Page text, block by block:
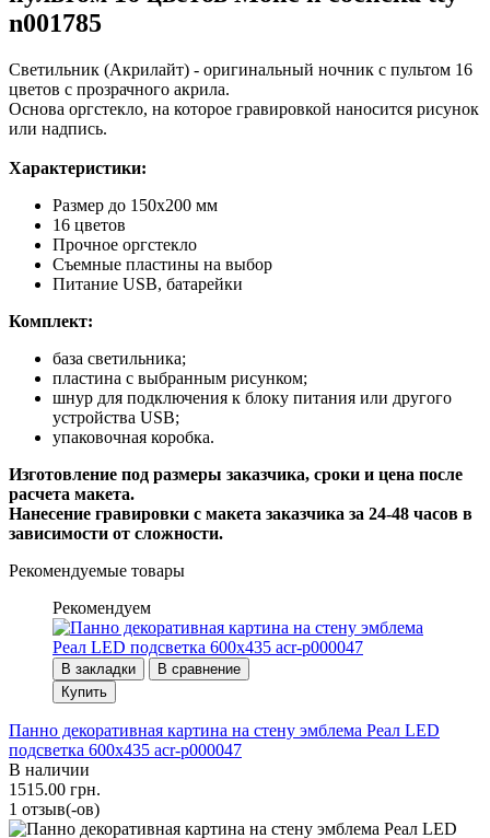
n001785
Светильник (Акрилайт) - оригинальный ночник с пультом 16
цветов с прозрачного акрила.
Основа оргстекло, на которое гравировкой наносится рисунок
или надпись.
Характеристики:
Размер до 150х200 мм
16 цветов
Прочное оргстекло
Съемные пластины на выбор
Питание USB, батарейки
Комплект:
база светильника;
пластина с выбранным рисунком;
шнур для подключения к блоку питания или другого
устройства USB;
упаковочная коробка.
Изготовление под размеры заказчика, сроки и цена после
расчета макета.
Нанесение гравировки с макета заказчика за 24-48 часов в
зависимости от сложности.
Рекомендуемые товары
Рекомендуем
В закладки
В сравнение
Купить
Панно декоративная картина на стену эмблема Реал LED
подсветка 600х435 acr-p000047
В наличии
1515.00 грн.
1 отзыв(-ов)